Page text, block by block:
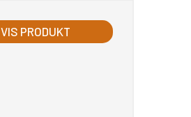
VIS PRODUKT